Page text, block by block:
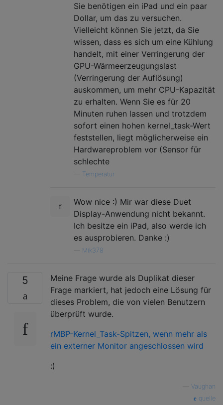
Sie benötigen ein iPad und ein paar
Dollar, um das zu versuchen.
Vielleicht können Sie jetzt, da Sie
wissen, dass es sich um eine Kühlung
handelt, mit einer Verringerung der
GPU-Wärmeerzeugungslast
(Verringerung der Auflösung)
auskommen, um mehr CPU-Kapazität
zu erhalten. Wenn Sie es für 20
Minuten ruhen lassen und trotzdem
sofort einen hohen kernel_task-Wert
feststellen, liegt möglicherweise ein
Hardwareproblem vor (Sensor für
schlechte
Temperatur
Wow nice :) Mir war diese Duet
Display-Anwendung nicht bekannt.
Ich besitze ein iPad, also werde ich
es ausprobieren. Danke :)
Mik378
5
Meine Frage wurde als Duplikat dieser
Frage markiert, hat jedoch eine Lösung für
dieses Problem, die von vielen Benutzern
überprüft wurde.
rMBP-Kernel_Task-Spitzen, wenn mehr als
ein externer Monitor angeschlossen wird
:)
Vaughan
quelle